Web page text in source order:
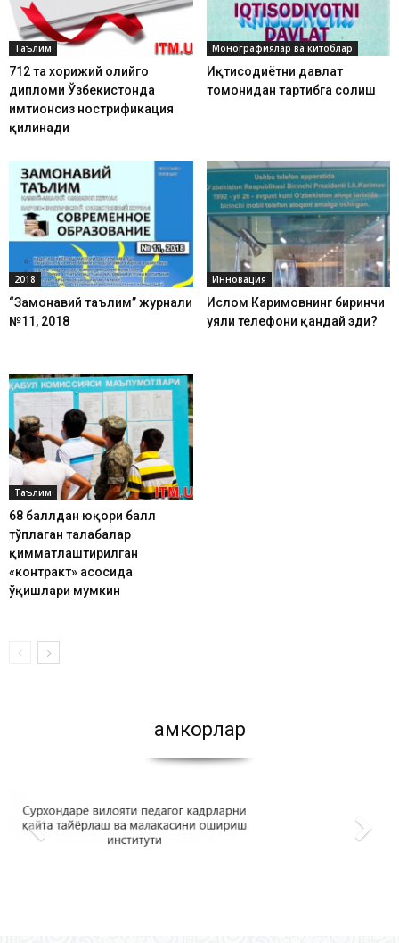
Таълим
712 та хорижий олийгоҳ
дипломи Ўзбекистонда
имтиҳонсиз нострификация
қилинади
Монографиялар ва китоблар
Иқтисодиётни давлат
томонидан тартибга солиш
2018
“Замонавий таълим” журнали
№11, 2018
Инновация
Ислом Каримовнинг биринчи
уяли телефони қандай эди?
Таълим
68 баллдан юқори балл
тўплаган талабалар
қимматлаштирилган
«контракт» асосида
ўқишлари мумкин
Ҳамкорлар